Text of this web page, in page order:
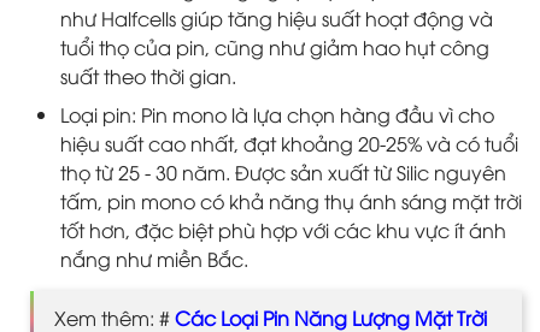
như Halfcells giúp tăng hiệu suất hoạt động và
tuổi thọ của pin, cũng như giảm hao hụt công
suất theo thời gian.
Loại pin: Pin mono là lựa chọn hàng đầu vì cho
hiệu suất cao nhất, đạt khoảng 20-25% và có tuổi
thọ từ 25 - 30 năm. Được sản xuất từ Silic nguyên
tấm, pin mono có khả năng thụ ánh sáng mặt trời
tốt hơn, đặc biệt phù hợp với các khu vực ít ánh
nắng như miền Bắc.
Xem thêm: #Các Loại Pin Năng Lượng Mặt Trời